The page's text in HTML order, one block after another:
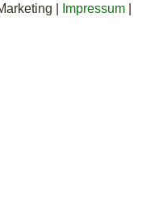
| Impressum